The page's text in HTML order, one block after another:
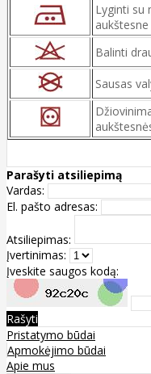
Lyginti su
aukštesne
Balinti
Sausas
Parašyti atsiliepimą
Vardas:
El. pašto adresas:
Atsiliepimas:
Įvertinimas:
Įveskite saugos kodą:
Rašyti
Pristatymo būdai
Apmokėjimo būdai
Apie mus